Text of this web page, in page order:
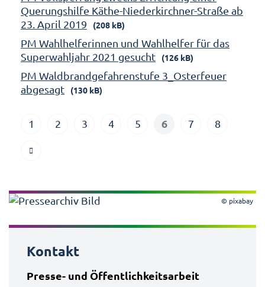
Querungshilfe Käthe-Niederkirchner-Straße ab
23. April 2019
(208 kB)
PM Wahlhelferinnen und Wahlhelfer für das
Superwahljahr 2021 gesucht
(126 kB)
PM Waldbrandgefahrenstufe 3_Osterfeuer
abgesagt
(130 kB)
1 2 3 4 5 6 7 8
© pixabay
Kontakt
Presse- und Öffentlichkeitsarbeit